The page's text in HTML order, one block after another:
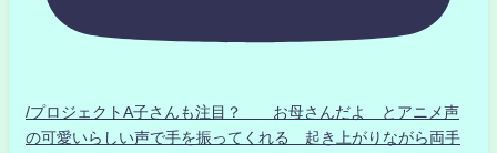
/プロジェクトA子さんも注目？ お母さんだよ とアニメ声
の可愛いらしい声で手を振ってくれる 起き上がりながら両手